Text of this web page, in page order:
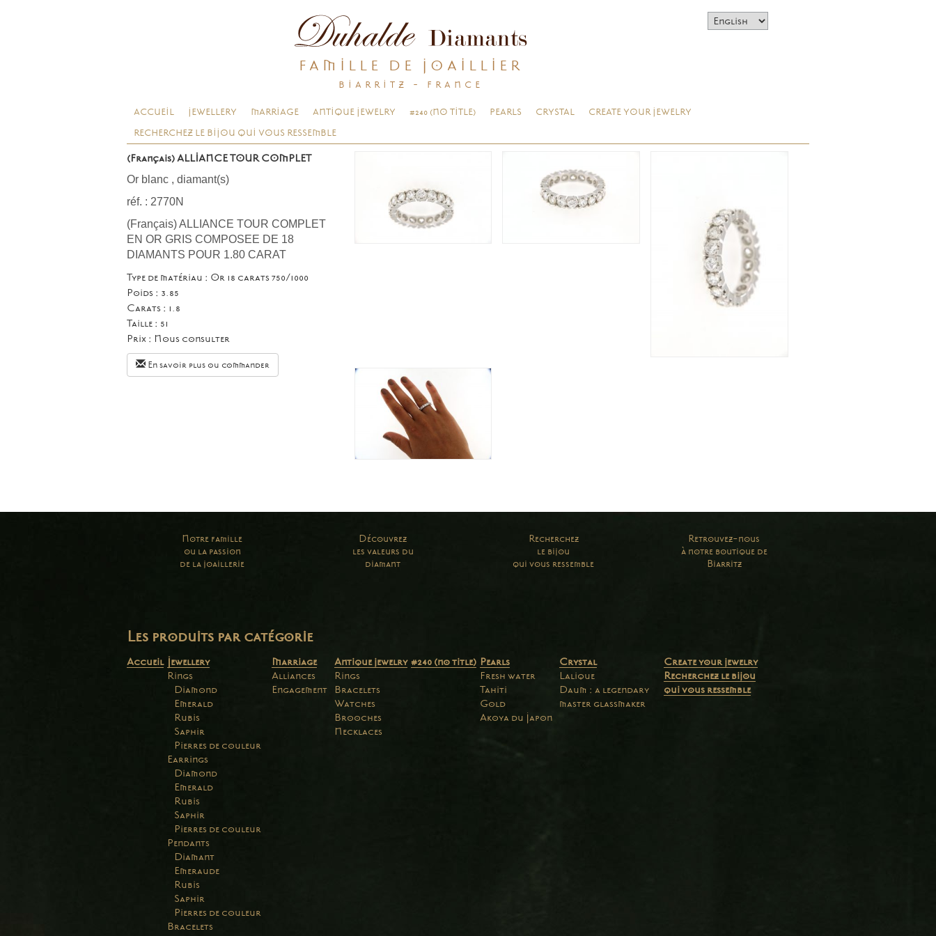
FAMILLE DE JOAILLIER
BIARRITZ - FRANCE
ACCUEIL JEWELLERY MARRIAGE ANTIQUE JEWELRY #240 (NO TITLE) PEARLS CRYSTAL CREATE YOUR JEWELRY
RECHERCHEZ LE BIJOU QUI VOUS RESSEMBLE
(Français) ALLIANCE TOUR COMPLET
Or blanc , diamant(s)
réf. : 2770N
(Français) ALLIANCE TOUR COMPLET
EN OR GRIS COMPOSEE DE 18
DIAMANTS POUR 1.80 CARAT
Type de matériau : Or 18 carats 750/1000
Poids : 3.85
Carats : 1.8
Taille : 51
Prix : Nous consulter
En savoir plus ou commander
Notre famille
ou la passion
de la joaillerie
Découvrez
les valeurs du
diamant
Recherchez
le bijou
qui vous ressemble
Retrouvez-nous
à notre boutique de
Biarritz
Les produits par catégorie
Accueil Jewellery
Rings
Diamond
Emerald
Rubis
Saphir
Pierres de couleur
Earrings
Diamond
Emerald
Rubis
Saphir
Pierres de couleur
Pendants
Diamant
Emeraude
Rubis
Saphir
Pierres de couleur
Bracelets
Marriage
Alliances
Engagement
Antique jewelry
Rings
Bracelets
Watches
Brooches
Necklaces
#240 (no title) Pearls
Fresh water
Tahiti
Gold
Akoya du Japon
Crystal
Lalique
Daum : a legendary
master glassmaker
Create your jewelry
Recherchez le bijou
qui vous ressemble